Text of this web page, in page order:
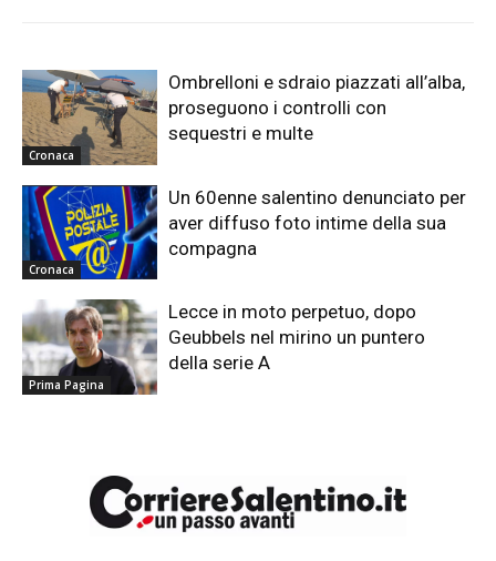
Cronaca
Ombrelloni e sdraio piazzati all’alba,
proseguono i controlli con
sequestri e multe
Cronaca
Un 60enne salentino denunciato per
aver diffuso foto intime della sua
compagna
Prima Pagina
Lecce in moto perpetuo, dopo
Geubbels nel mirino un puntero
della serie A